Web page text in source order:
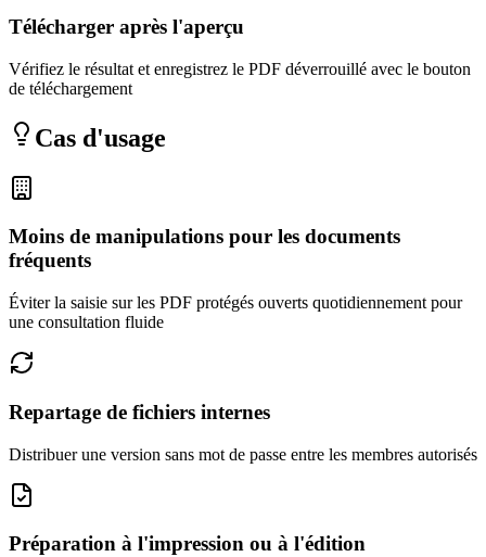
Télécharger après l'aperçu
Vérifiez le résultat et enregistrez le PDF déverrouillé avec le bouton
de téléchargement
Cas d'usage
Moins de manipulations pour les documents
fréquents
Éviter la saisie sur les PDF protégés ouverts quotidiennement pour
une consultation fluide
Repartage de fichiers internes
Distribuer une version sans mot de passe entre les membres autorisés
Préparation à l'impression ou à l'édition